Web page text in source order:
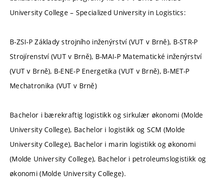
University College – Specialized University in Logistics:
B-ZSI-P Základy strojního inženýrství (VUT v Brně), B-STR-P
Strojírenství (VUT v Brně), B-MAI-P Matematické inženýrství
(VUT v Brně), B-ENE-P Energetika (VUT v Brně), B-MET-P
Mechatronika (VUT v Brně)
Bachelor i bærekraftig logistikk og sirkulær økonomi (Molde
University College), Bachelor i logistikk og SCM (Molde
University College), Bachelor i marin logistikk og økonomi
(Molde University College), Bachelor i petroleumslogistikk og
økonomi (Molde University College).